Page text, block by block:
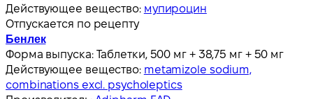
Действующее вещество: мупироцин
Отпускается по рецепту
Бенлек
Форма выпуска: Таблетки, 500 мг + 38,75 мг + 50 мг
Действующее вещество: metamizole sodium,
combinations excl. psycholeptics